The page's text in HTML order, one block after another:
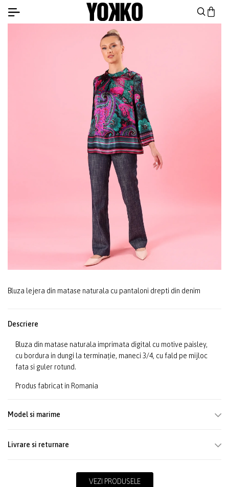
Bluza lejera din matase naturala cu pantaloni drepti din denim
Descriere
Bluza din matase naturala imprimata digital cu motive paisley,
cu bordura in dungi la terminație, maneci 3/4, cu fald pe mijloc
fata si guler rotund.
Produs fabricat in Romania
Model si marime
Livrare si returnare
VEZI PRODUSELE